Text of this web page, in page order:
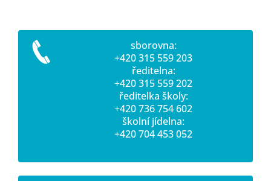
sborovna:
+420 315 559 203
ředitelna:
+420 315 559 202
ředitelka školy:
+420 736 754 602
školní jídelna:
+420 704 453 052